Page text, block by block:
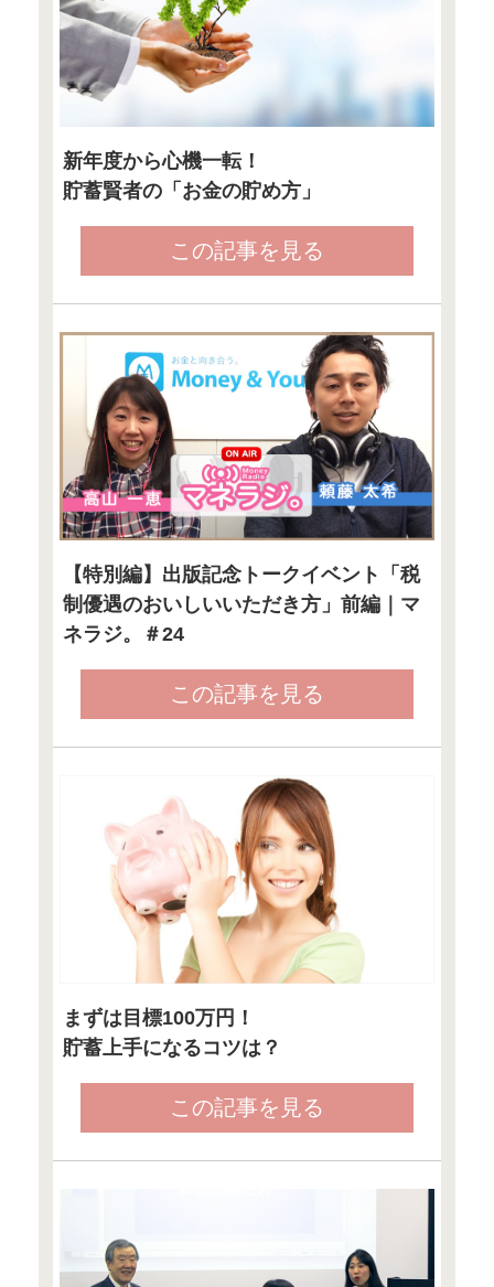
詳細・申し込みは
働き女子のみなさん、奮って
♪
その他のセミナー情報は
●FP Cafe
セミナー・イベント
●Money＆You
セミナー開催
●4月2日『東
ン』
金地獄」とい